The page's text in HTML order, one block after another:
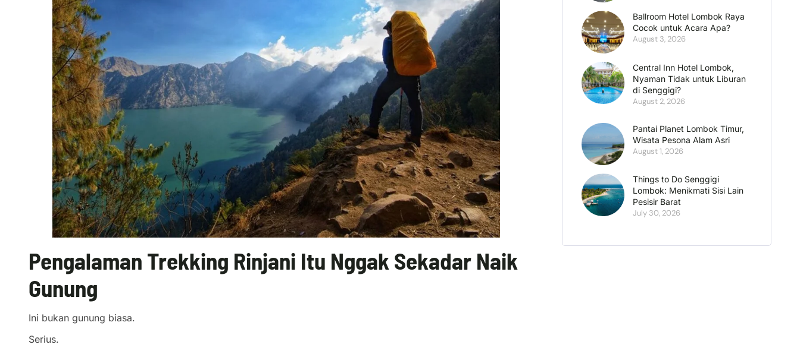
Pengalaman Trekking Rinjani Itu Nggak Sekadar Naik
Gunung
Ini bukan gunung biasa.
Serius.
Ballroom Hotel Lombok Raya
Cocok untuk Acara Apa?
August 3, 2026
Central Inn Hotel Lombok,
Nyaman Tidak untuk Liburan
di Senggigi?
August 2, 2026
Pantai Planet Lombok Timur,
Wisata Pesona Alam Asri
August 1, 2026
Things to Do Senggigi
Lombok: Menikmati Sisi Lain
Pesisir Barat
July 30, 2026